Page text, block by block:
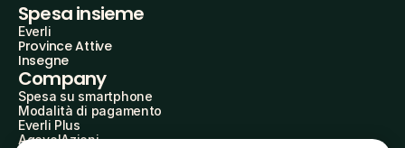
Spesa insieme
Everli
Province Attive
Insegne
Company
Spesa su smartphone
Modalità di pagamento
Everli Plus
AgevolAzioni